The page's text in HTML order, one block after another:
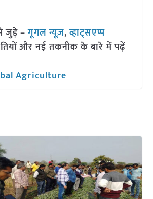
जुड़े –गूगल न्यूज़,व्हाट्सएप्प
और नई तकनीक के बारे में पढ़ें
Agriculture